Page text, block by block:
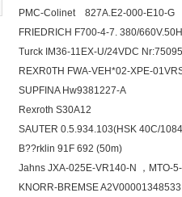
PMC-Colinet 827A.E2-000-E10-G
FRIEDRICH F700-4-7. 380/
Turck IM36-11EX-U/24VDC
REXR0TH FWA-VEH*02-XPE-
SUPFINA Hw9381227-A
Rexroth S30A12
SAUTER 0.5.934.103(HSK 40C/
B??rklin 91F 692 (50m)
Jahns JXA-025E-VR140-N ，MTO-
KNORR-BREMSE